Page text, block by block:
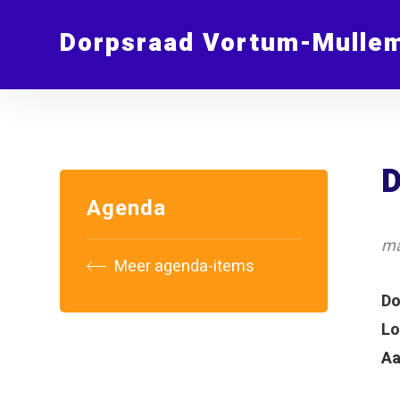
Dorpsraad Vortum-
Agenda
Meer agenda-items